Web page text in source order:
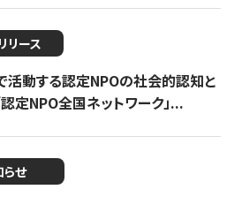
リース
動する認定NPOの社会的認知と
定NPO全国ネットワーク」...
らせ